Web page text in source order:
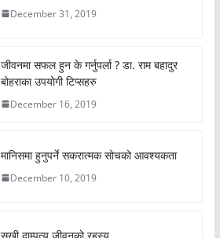
December 31, 2019
जीवनमा सफल हुन के गर्नुपर्ला ? डा. राम बहादुर
बोहराका उपयोगी टिप्सहरु
December 16, 2019
मानिसमा हुनुपर्ने सकरात्मक सोचको आवश्यकता
December 10, 2019